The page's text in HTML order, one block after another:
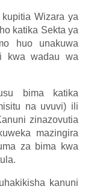
Wizara ya
katika Sekta ya
huo unakuwa
kwa wadau wa
bima katika
na uvuvi) ili
zinazovutia
mazingira
za bima kwa
kanuni